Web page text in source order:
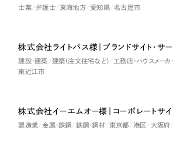
イエロー・黄色
ブルー・青色
士業 弁護士 東海地方 愛知県 名古屋市
株式会社ライトパス様｜ブランドサイト・サ
建設・建築 建築（注文住宅など） 工務店・ハウスメーカ
東近江市
株式会社イーエムオー様｜コーポレートサイ
製造業 金属・鉄鋼 鉄鋼・鋼材 東京都 港区 大阪府